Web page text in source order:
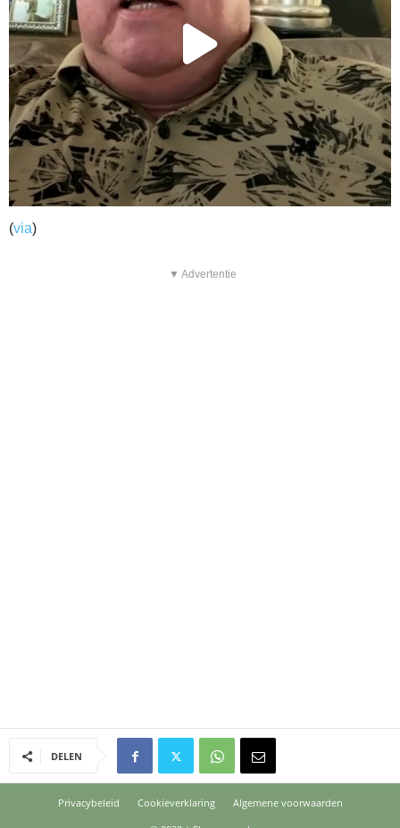
(via)
▼ Advertentie
DELEN
Privacybeleid Cookieverklaring
Algemene voorwaarden